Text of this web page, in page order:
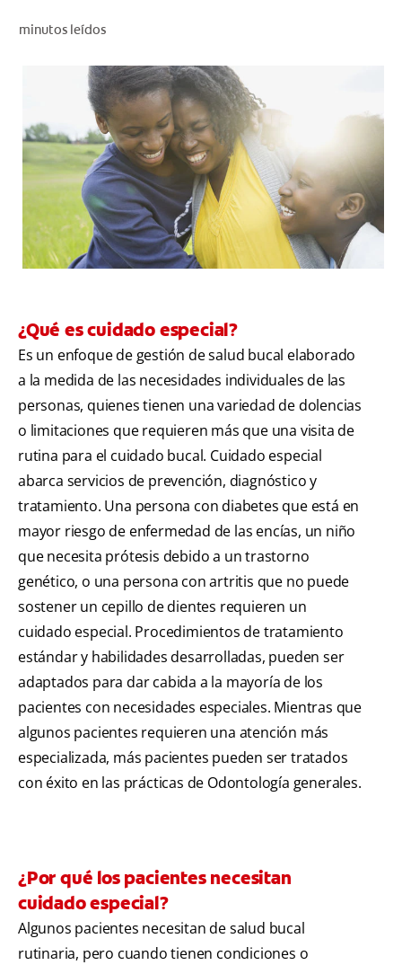
PARA PROFESIONALES
AR (ES)
SUSCRIBITE
minutos leídos
¿Qué es cuidado especial?
Es un enfoque de gestión de salud bucal elaborado
a la medida de las necesidades individuales de las
personas, quienes tienen una variedad de dolencias
o limitaciones que requieren más que una visita de
rutina para el cuidado bucal. Cuidado especial
abarca servicios de prevención, diagnóstico y
tratamiento. Una persona con diabetes que está en
mayor riesgo de enfermedad de las encías, un niño
que necesita prótesis debido a un trastorno
genético, o una persona con artritis que no puede
sostener un cepillo de dientes requieren un
cuidado especial. Procedimientos de tratamiento
estándar y habilidades desarrolladas, pueden ser
adaptados para dar cabida a la mayoría de los
pacientes con necesidades especiales. Mientras que
algunos pacientes requieren una atención más
especializada, más pacientes pueden ser tratados
con éxito en las prácticas de Odontología generales.
¿Por qué los pacientes necesitan
cuidado especial?
Algunos pacientes necesitan de salud bucal
rutinaria, pero cuando tienen condiciones o